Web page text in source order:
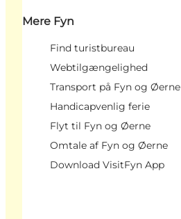
Mere Fyn
Find turistbureau
Webtilgængelighed
Transport på Fyn og Øerne
Handicapvenlig ferie
Flyt til Fyn og Øerne
Omtale af Fyn og Øerne
Download VisitFyn App